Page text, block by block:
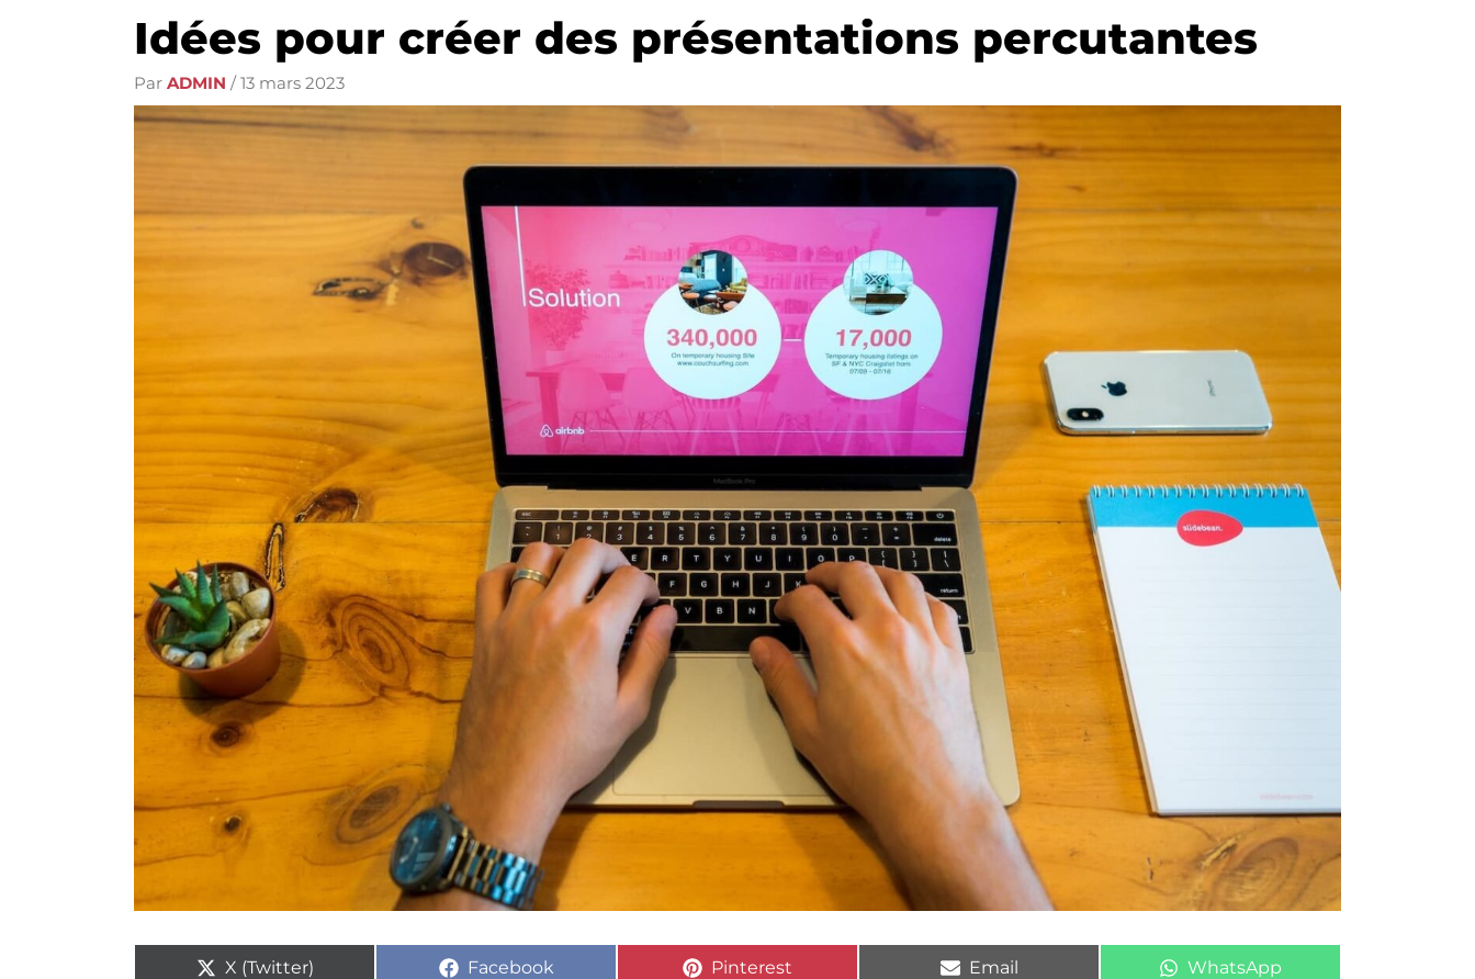
Idées pour créer des présentations percutantes
Par ADMIN / 13 mars 2023
X (Twitter) Facebook Pinterest Email WhatsApp